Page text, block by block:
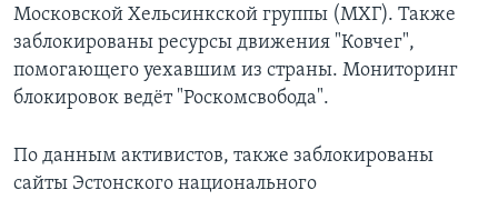
Московской Хельсинкской группы (МХГ). Также
заблокированы ресурсы движения "Ковчег",
помогающего уехавшим из страны. Мониторинг
блокировок ведёт "Роскомсвобода".
По данным активистов, также заблокированы
сайты Эстонского национального